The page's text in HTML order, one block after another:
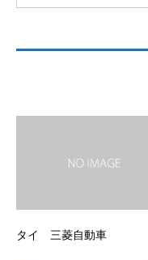
タイ 三菱自動車